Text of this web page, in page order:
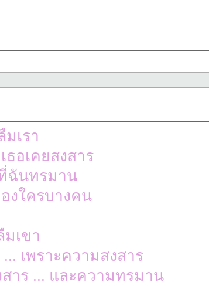
เรา
ธอเคยสงสาร
ฉันทรมาน
งใครบางคน
เขา
เพราะความสงสาร
าร ... และความทรมาน